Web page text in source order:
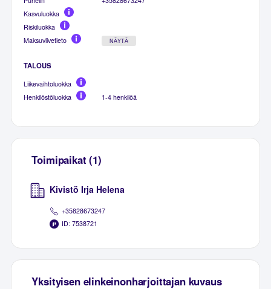
Kasvuluokka
Riskiluokka
Maksuviivetieto
NÄYTÄ
TALOUS
Liikevaihtoluokka
Henkilöstöluokka
1-4 henkilöä
Toimipaikat (1)
Kivistö Irja Helena
+35828673247
ID: 7538721
Yksityisen elinkeinonharjoittajan kuvaus